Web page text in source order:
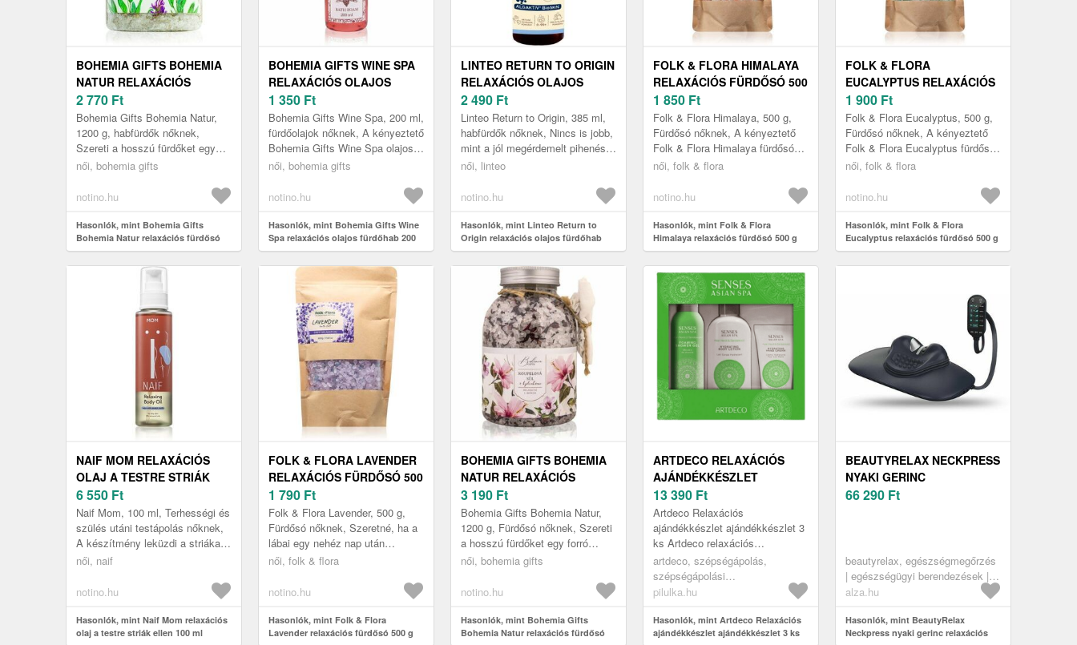
BOHEMIA GIFTS BOHEMIA
NATUR RELAXÁCIÓS
FÜRDŐSÓ 1200 G
2 770 Ft
Bohemia Gifts Bohemia Natur,
1200 g, habfürdők nőknek,
Szereti a hosszú fürdőket egy
forró vízzel teli kádban? A finom
női, bohemia gifts
notino.hu
Hasonlók, mint Bohemia Gifts
Bohemia Natur relaxációs fürdősó
1200 g
BOHEMIA GIFTS WINE SPA
RELAXÁCIÓS OLAJOS
FÜRDŐHAB 200 ML
1 350 Ft
Bohemia Gifts Wine Spa, 200 ml,
fürdőolajok nőknek, A kényeztető
Bohemia Gifts Wine Spa olajos
fürdő ellazítja a fájó testét és
női, bohemia gifts
notino.hu
Hasonlók, mint Bohemia Gifts Wine
Spa relaxációs olajos fürdőhab 200
ml
LINTEO RETURN TO ORIGIN
RELAXÁCIÓS OLAJOS
FÜRDŐHAB
PROBIOTIKUMOKKAL 385
ML
2 490 Ft
Linteo Return to Origin, 385 ml,
habfürdők nőknek, Nincs is jobb,
mint a jól megérdemelt pihenés
egy kellemes, illatos
női, linteo
notino.hu
Hasonlók, mint Linteo Return to
Origin relaxációs olajos fürdőhab
probiotikumokkal 385 ml
FOLK & FLORA HIMALAYA
RELAXÁCIÓS FÜRDŐSÓ 500
G
1 850 Ft
Folk & Flora Himalaya, 500 g,
Fürdősó nőknek, A kényeztető
Folk & Flora Himalaya fürdősó
kényelmet és ellazulást visz a
női, folk & flora
notino.hu
Hasonlók, mint Folk & Flora
Himalaya relaxációs fürdősó 500 g
FOLK & FLORA
EUCALYPTUS RELAXÁCIÓS
FÜRDŐSÓ 500 G
1 900 Ft
Folk & Flora Eucalyptus, 500 g,
Fürdősó nőknek, A kényeztető
Folk & Flora Eucalyptus fürdősó
kényelmet és ellazulást visz a
női, folk & flora
notino.hu
Hasonlók, mint Folk & Flora
Eucalyptus relaxációs fürdősó 500 g
NAIF MOM RELAXÁCIÓS
OLAJ A TESTRE STRIÁK
ELLEN 100 ML
6 550 Ft
Naif Mom, 100 ml, Terhességi és
szülés utáni testápolás nőknek,
A készítmény leküzdi a striákat
és így visszaadja a bőr eredeti
női, naif
notino.hu
Hasonlók, mint Naif Mom relaxációs
olaj a testre striák ellen 100 ml
FOLK & FLORA LAVENDER
RELAXÁCIÓS FÜRDŐSÓ 500
G
1 790 Ft
Folk & Flora Lavender, 500 g,
Fürdősó nőknek, Szeretné, ha a
lábai egy nehéz nap után
tökéletesen ellazulnának és
fáradt...
női, folk & flora
notino.hu
Hasonlók, mint Folk & Flora
Lavender relaxációs fürdősó 500 g
BOHEMIA GIFTS BOHEMIA
NATUR RELAXÁCIÓS
FÜRDŐSÓ HIBISZKUSSZAL
1200 G
3 190 Ft
Bohemia Gifts Bohemia Natur,
1200 g, Fürdősó nőknek, Szereti
a hosszú fürdőket egy forró
vízzel teli kádban? A finom illatú
női, bohemia gifts
notino.hu
Hasonlók, mint Bohemia Gifts
Bohemia Natur relaxációs fürdősó
ARTDECO RELAXÁCIÓS
AJÁNDÉKKÉSZLET
AJÁNDÉKKÉSZLET 3 KS
13 390 Ft
Artdeco Relaxációs
ajándékkészlet ajándékkészlet 3
ks Artdeco relaxációs
ajándékkészlet érzékeli az ázsiai
gyógyfürdőt.
artdeco, szépségápolás,
szépségápolási
ajándékcsomagok, luxus
ajándékcsomagok
pilulka.hu
Hasonlók, mint Artdeco Relaxációs
ajándékkészlet ajándékkészlet 3 ks
BEAUTYRELAX NECKPRESS
NYAKI GERINC
RELAXÁCIÓS MASSZÍROZÓ
66 290 Ft
beautyrelax, egészségmegőrzés
| egészségügyi berendezések |
masszírozó gépek
alza.hu
Hasonlók, mint BeautyRelax
Neckpress nyaki gerinc relaxációs